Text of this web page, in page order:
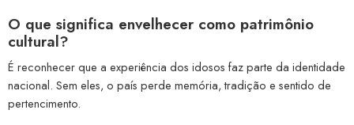
O que significa envelhecer como patrimônio
cultural?
É reconhecer que a experiência dos idosos faz parte da identidade
nacional. Sem eles, o país perde memória, tradição e sentido de
pertencimento.